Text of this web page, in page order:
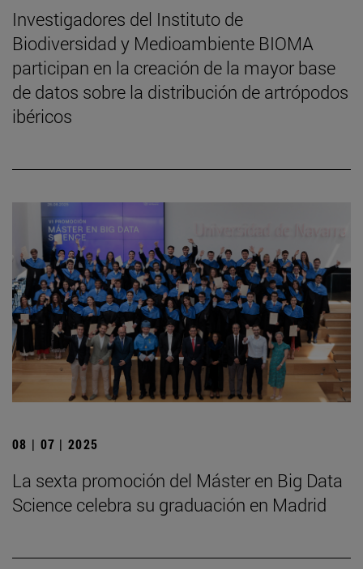
Investigadores del Instituto de
Biodiversidad y Medioambiente BIOMA
participan en la creación de la mayor base
de datos sobre la distribución de artrópodos
ibéricos
08 | 07 | 2025
La sexta promoción del Máster en Big Data
Science celebra su graduación en Madrid